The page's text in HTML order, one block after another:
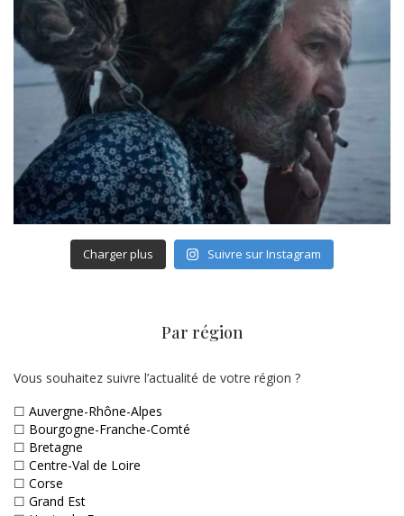
Charger plus Suivre sur Instagram
Par région
Vous souhaitez suivre l’actualité de votre région ?
☐ Auvergne-Rhône-Alpes
☐ Bourgogne-Franche-Comté
☐ Bretagne
☐ Centre-Val de Loire
☐ Corse
☐ Grand Est